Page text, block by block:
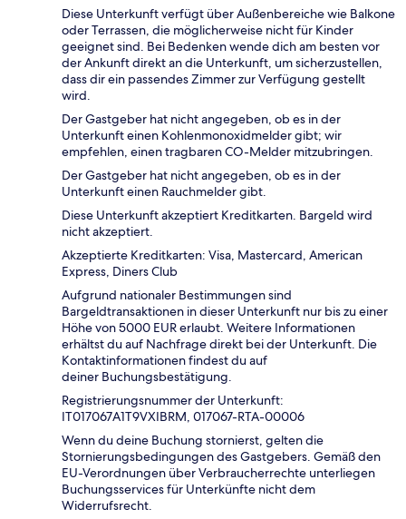
Diese Unterkunft verfügt über Außenbereiche wie Balkone
oder Terrassen, die möglicherweise nicht für Kinder
geeignet sind. Bei Bedenken wende dich am besten vor
der Ankunft direkt an die Unterkunft, um sicherzustellen,
dass dir ein passendes Zimmer zur Verfügung gestellt
wird.
Der Gastgeber hat nicht angegeben, ob es in der
Unterkunft einen Kohlenmonoxidmelder gibt; wir
empfehlen, einen tragbaren CO-Melder mitzubringen.
Der Gastgeber hat nicht angegeben, ob es in der
Unterkunft einen Rauchmelder gibt.
Diese Unterkunft akzeptiert Kreditkarten. Bargeld wird
nicht akzeptiert.
Akzeptierte Kreditkarten: Visa, Mastercard, American
Express, Diners Club
Aufgrund nationaler Bestimmungen sind
Bargeldtransaktionen in dieser Unterkunft nur bis zu einer
Höhe von 5000 EUR erlaubt. Weitere Informationen
erhältst du auf Nachfrage direkt bei der Unterkunft. Die
Kontaktinformationen findest du auf
deiner Buchungsbestätigung.
Registrierungsnummer der Unterkunft:
IT017067A1T9VXIBRM, 017067-RTA-00006
Wenn du deine Buchung stornierst, gelten die
Stornierungsbedingungen des Gastgebers. Gemäß den
EU-Verordnungen über Verbraucherrechte unterliegen
Buchungsservices für Unterkünfte nicht dem
Widerrufsrecht.